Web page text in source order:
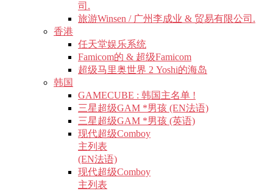
司.
旅游Winsen / 广州李成业 & 贸易有限公司.
香港
任天堂娱乐系统
Famicom的 & 超级Famicom
超级马里奥世界 2 Yoshi的海岛
韩国
GAMECUBE : 韩国主名单 !
三星超级GAM *男孩 (EN法语)
三星超级GAM *男孩 (英语)
现代超级Comboy
主列表
(EN法语)
现代超级Comboy
主列表